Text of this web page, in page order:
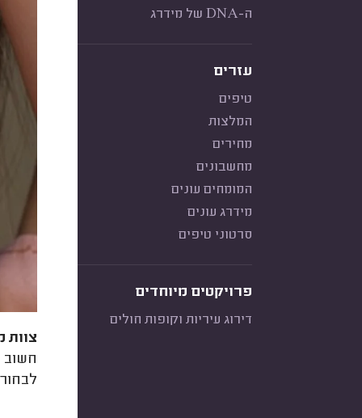
ה-DNA של מידרג
עזרים
טיפים
המלצות
מחירים
מחשבונים
המומחים עונים
מידרג עונים
סרטוני טיפים
פרויקטים מיוחדים
דירוג עיריות וקופות חולים
צוות
חשוב